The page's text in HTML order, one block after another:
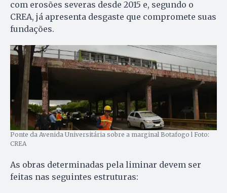
com erosões severas desde 2015 e, segundo o
CREA, já apresenta desgaste que compromete suas
fundações.
Ponte da Avenida Universitária sobre a marginal Botafogo l Foto:
CREA
As obras determinadas pela liminar devem ser
feitas nas seguintes estruturas: